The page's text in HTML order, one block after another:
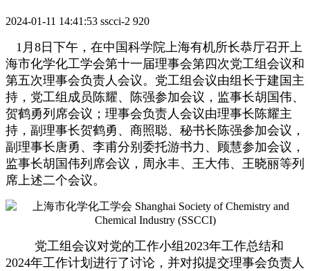
2024-01-11 14:41:53 sscci-2 920
1月8日下午，在中国科学院上海有机所长恭厅召开上
海市化学化工学会第十一届理事会第四次党工组会议和
第五次理事会负责人会议。党工组会议由组长于建国主
持，党工组成员陈耀、陈强参加会议，监事长胡国伟、
贺鹤勇列席会议；理事会负责人会议由理事长陈耀主
持，副理事长贺鹤勇、商照聪、秘书长陈强参加会议，
副理事长唐勇、李甫分别委托游书力、顾慧参加会议，
监事长胡国伟列席会议，周永丰、王大伟、王晓丽等列
席上述二个会议。
党工组会议对党的工作小组2023年工作总结和
2024年工作计划进行了讨论，并对拟提交理事会负责人